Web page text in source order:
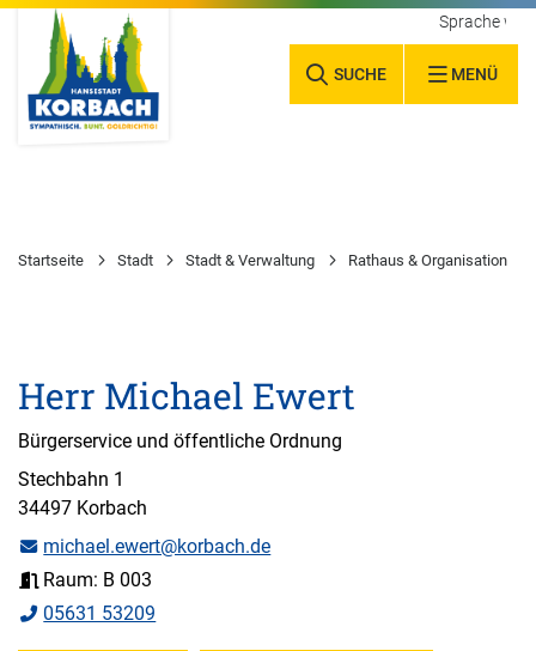
SUCHE MENÜ
Sprache
Startseite Stadt Stadt & Verwaltung Rathaus & Organisation
Herr Michael Ewert
Bürgerservice und öffentliche Ordnung
Stechbahn 1
34497 Korbach
michael.ewert@korbach.de
Raum: B 003
05631 53209